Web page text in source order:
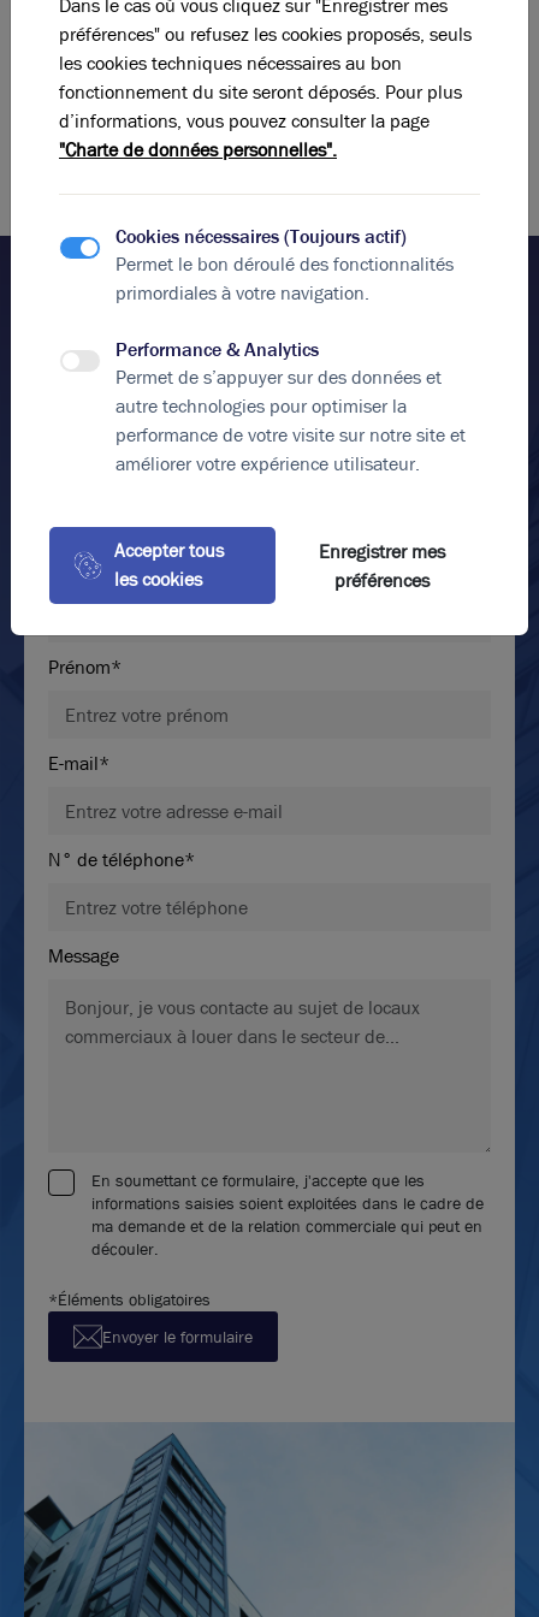
Photos (4 )
roulants - Saint-Priest
3 801 m²non divisibles
Photos (1 )
Vente locaux d’activité – stockage extérieur – Grand
Lyon Est
Photos (7 )
A vendre - Cellules d'activités avec une hauteur de 6
m - Saint-Priest
864 m²divisibles à partir de
industriels à vendre à Saint-Priest: analyse de marché, négociation
tarifaire, montage financier et fiscal.
Notre connaissance approfondie du tissu économique saint-priard
et notre réseau d'entreprises locales nous permettent de vous
proposer des biens à fort potentiel, correspondant précisément à
vos objectifs d'investissement immobilier.
Parlez-nous de votre projet
immobilier !
Nous vous accompagnons dans votre projet en vous
dans un climat de confiance.
Nom*
Prénom*
E-mail*
N° de téléphone*
Message
En soumettant ce formulaire, j'accepte que les
informations saisies soient exploitées dans le cadre de
ma demande et de la relation commerciale qui peut en
découler.
*Éléments obligatoires
Envoyer le formulaire
Dans le cas où vous cliquez sur "Enregistrer mes
préférences" ou refusez les cookies proposés, seuls
les cookies techniques nécessaires au bon
fonctionnement du site seront déposés. Pour plus
d’informations, vous pouvez consulter la page
"Charte de données personnelles".
Cookies nécessaires (Toujours actif)
Permet le bon déroulé des fonctionnalités
primordiales à votre navigation.
Performance & Analytics
Permet de s’appuyer sur des données et
autre technologies pour optimiser la
performance de votre visite sur notre site et
améliorer votre expérience utilisateur.
Accepter tous
les cookies
Enregistrer mes
préférences